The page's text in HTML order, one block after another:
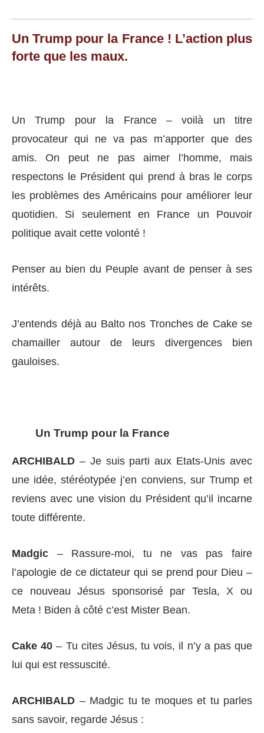
Un Trump pour la France ! L’action plus
forte que les maux.
Un Trump pour la France – voilà un titre
provocateur qui ne va pas m’apporter que des
amis. On peut ne pas aimer l’homme, mais
respectons le Président qui prend à bras le corps
les problèmes des Américains pour améliorer leur
quotidien. Si seulement en France un Pouvoir
politique avait cette volonté !
Penser au bien du Peuple avant de penser à ses
intérêts.
J’entends déjà au Balto nos Tronches de Cake se
chamailler autour de leurs divergences bien
gauloises.
Un Trump pour la France
ARCHIBALD – Je suis parti aux Etats-Unis avec
une idée, stéréotypée j’en conviens, sur Trump et
reviens avec une vision du Président qu’il incarne
toute différente.
Madgic – Rassure-moi, tu ne vas pas faire
l’apologie de ce dictateur qui se prend pour Dieu –
ce nouveau Jésus sponsorisé par Tesla, X ou
Meta ! Biden à côté c’est Mister Bean.
Cake 40 – Tu cites Jésus, tu vois, il n’y a pas que
lui qui est ressuscité.
ARCHIBALD – Madgic tu te moques et tu parles
sans savoir, regarde Jésus :